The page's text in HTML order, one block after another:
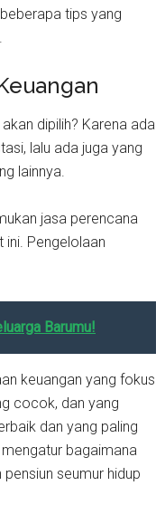
tips yang
dipilih? Karena ada
lalu ada juga yang
lainnya.
jasa perencana
Pengelolaan
Barumu!
keuangan yang fokus
cocok, dan yang
dan yang paling
bagaimana
seumur hidup